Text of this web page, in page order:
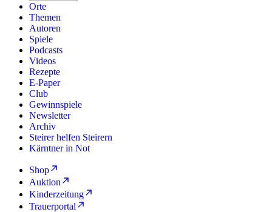
Orte
Themen
Autoren
Spiele
Podcasts
Videos
Rezepte
E-Paper
Club
Gewinnspiele
Newsletter
Archiv
Steirer helfen Steirern
Kärntner in Not
Shop
Auktion
Kinderzeitung
Trauerportal